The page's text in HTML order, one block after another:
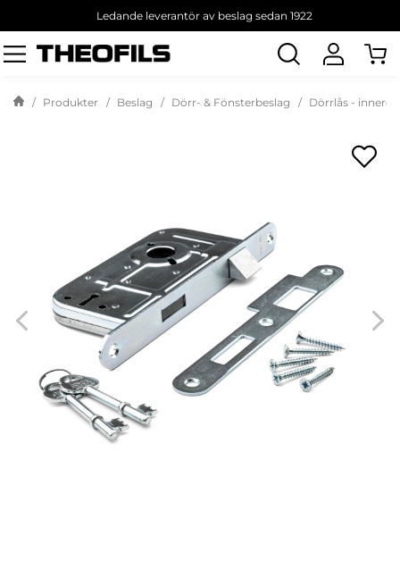
Ledande leverantör av beslag sedan 1922
Sök
produkt
Produkter Beslag Dörr- & Fönsterbeslag Dörrlås -